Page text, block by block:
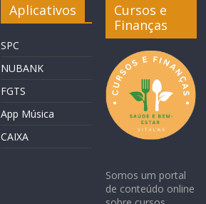
Aplicativos
SPC
NUBANK
FGTS
App Música
CAIXA
Cursos e
Finanças
Somos um portal
de conteúdo online